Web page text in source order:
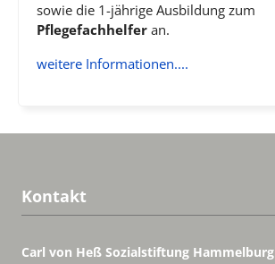
sowie die 1-jährige Ausbildung zum
Pflegefachhelfer an.
weitere Informationen....
Kontakt
Carl von Heß Sozialstiftung Hammelburg